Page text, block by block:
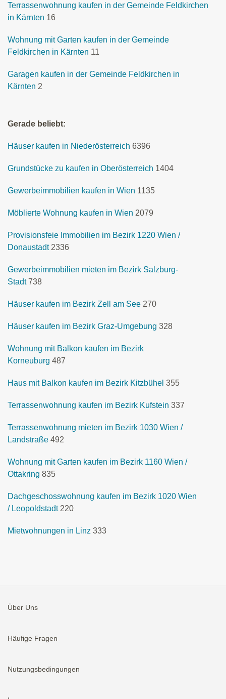
Terrassenwohnung kaufen in der Gemeinde Feldkirchen
in Kärnten 16
Wohnung mit Garten kaufen in der Gemeinde
Feldkirchen in Kärnten 11
Garagen kaufen in der Gemeinde Feldkirchen in
Kärnten 2
Gerade beliebt:
Häuser kaufen in Niederösterreich 6396
Grundstücke zu kaufen in Oberösterreich 1404
Gewerbeimmobilien kaufen in Wien 1135
Möblierte Wohnung kaufen in Wien 2079
Provisionsfeie Immobilien im Bezirk 1220 Wien /
Donaustadt 2336
Gewerbeimmobilien mieten im Bezirk Salzburg-
Stadt 738
Häuser kaufen im Bezirk Zell am See 270
Häuser kaufen im Bezirk Graz-Umgebung 328
Wohnung mit Balkon kaufen im Bezirk
Korneuburg 487
Haus mit Balkon kaufen im Bezirk Kitzbühel 355
Terrassenwohnung kaufen im Bezirk Kufstein 337
Terrassenwohnung mieten im Bezirk 1030 Wien /
Landstraße 492
Wohnung mit Garten kaufen im Bezirk 1160 Wien /
Ottakring 835
Dachgeschosswohnung kaufen im Bezirk 1020 Wien
/ Leopoldstadt 220
Mietwohnungen in Linz 333
Über Uns
Häufige Fragen
Nutzungsbedingungen